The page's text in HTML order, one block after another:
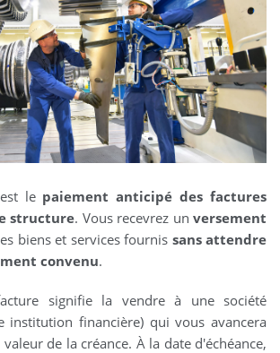
le paiement anticipé des factures
structure. Vous recevrez unversement
biens et services fournis sans attendre
convenu.
signifie la vendre à une société
institution financière) qui vous avancera
de la créance. À la date d'échéance,